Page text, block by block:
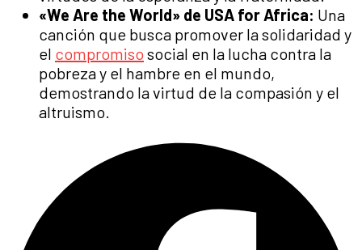
«We Are the World» de USA for Africa: Una
canción que busca promover la solidaridad y
el compromiso social en la lucha contra la
pobreza y el hambre en el mundo,
demostrando la virtud de la compasión y el
altruismo.